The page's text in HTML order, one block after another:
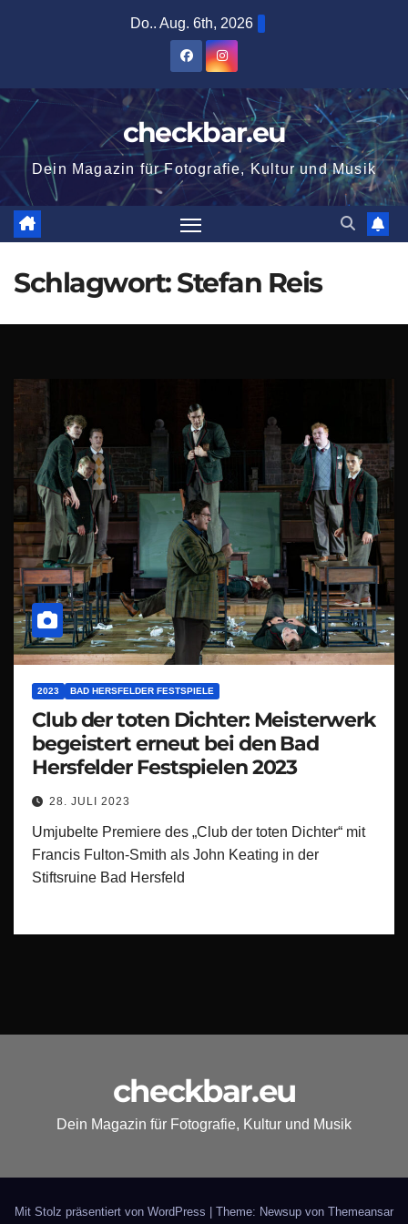
Do.. Aug. 6th, 2026
checkbar.eu
Dein Magazin für Fotografie, Kultur und Musik
Schlagwort:Stefan Reis
2023 BAD HERSFELDER FESTSPIELE
Club der toten Dichter: Meisterwerk
begeistert erneut bei den Bad
Hersfelder Festspielen 2023
28. JULI 2023
Umjubelte Premiere des „Club der toten Dichter“ mit
Francis Fulton-Smith als John Keating in der
Stiftsruine Bad Hersfeld
checkbar.eu
Dein Magazin für Fotografie, Kultur und Musik
Mit Stolz präsentiert von WordPress | Theme: Newsup von Themeansar